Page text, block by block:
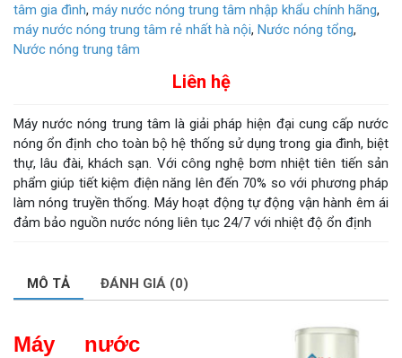
tâm gia đình, máy nước nóng trung tâm nhập khẩu chính hãng,
máy nước nóng trung tâm rẻ nhất hà nội, Nước nóng tổng,
Nước nóng trung tâm
Máy nước nóng trung tâm là giải pháp hiện đại cung cấp nước
nóng ổn định cho toàn bộ hệ thống sử dụng trong gia đình, biệt
thự, lâu đài, khách sạn. Với công nghệ bơm nhiệt tiên tiến sản
phẩm giúp tiết kiệm điện năng lên đến 70% so với phương pháp
làm nóng truyền thống. Máy hoạt động tự động vận hành êm ái
đảm bảo nguồn nước nóng liên tục 24/7 với nhiệt độ ổn định
MÔ TẢ ĐÁNH GIÁ (0)
Máy nước